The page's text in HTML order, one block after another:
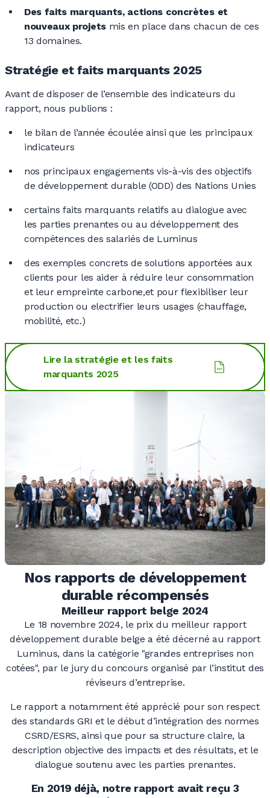
Des faits marquants, actions concrètes et
nouveaux projetsmis en place dans chacun de ces
13 domaines.
Stratégie et faits marquants 2025
Avant de disposer de l’ensemble des indicateurs du
rapport, nous publions :
le bilan de l’année écoulée ainsi que les principaux
indicateurs
nos principaux engagements vis-à-vis des objectifs
de développement durable (ODD) des Nations Unies
certains faits marquants relatifs au dialogue avec
les parties prenantes ou au développement des
compétences des salariés de Luminus
des exemples concrets de solutions apportées aux
clients pour les aider à réduire leur consommation
et leur empreinte carbone,et pour flexibiliser leur
production ou electrifier leurs usages (chauffage,
mobilité, etc.)
Lire la stratégie et les faits
marquants 2025
Nos rapports de développement
durable récompensés
Meilleur rapport belge 2024
Le 18 novembre 2024, le prix du meilleur rapport
développement durable belge a été décerné au rapport
Luminus, dans la catégorie "grandes entreprises non
cotées", par le jury du concours organisé par l’institut des
réviseurs d’entreprise.
Le rapport a notamment été apprécié pour son respect
des standards GRI et le début d’intégration des normes
CSRD/ESRS, ainsi que pour sa structure claire, la
description objective des impacts et des résultats, et le
dialogue soutenu avec les parties prenantes.
En 2019 déjà, notre rapport avait reçu 3